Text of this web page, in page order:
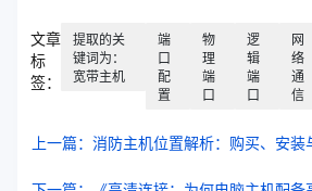
文章
标
签：
提取的关
键词为：
宽带主机
端
口
配
置
物
理
端
口
逻
辑
端
口
网
络
通
信
上一篇：消防主机位置解析：购买、安装